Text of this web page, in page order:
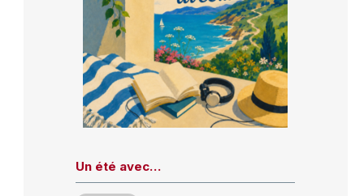
Un été avec…